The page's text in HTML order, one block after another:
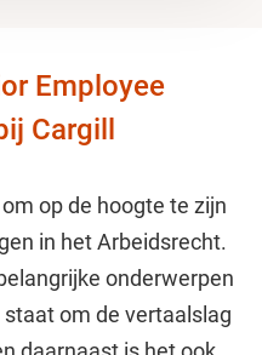
Employee
Cargill
op de hoogte te zijn
in het Arbeidsrecht.
onderwerpen
om de vertaalslag